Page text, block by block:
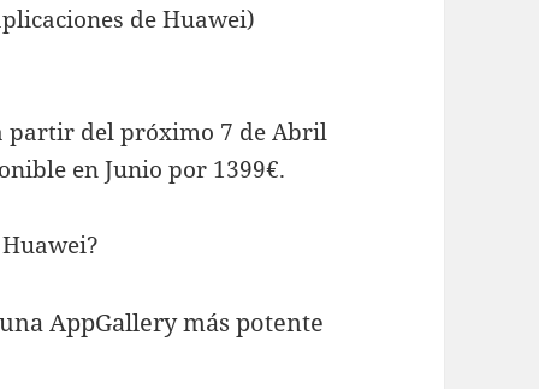
de Huawei)
partir del próximo 7 de Abril
en Junio por 1399€.
AppGallery más potente